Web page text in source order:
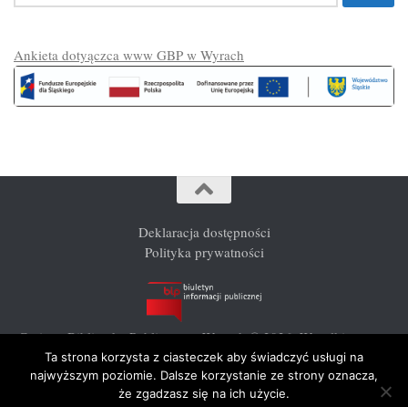
Ankieta dotyączca www GBP w Wyrach
Deklaracja dostępności
Polityka prywatności
Gminna Biblioteka Publiczna w Wyrach © 2026. Wszelkie prawa
zastrzeżone.
Ta strona korzysta z ciasteczek aby świadczyć usługi na
najwyższym poziomie. Dalsze korzystanie ze strony oznacza,
że zgadzasz się na ich użycie.